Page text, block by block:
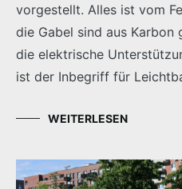
vorgestellt. Alles ist vom
die Gabel sind aus
die elektrische
ist der Inbegriff für
WEITERLESEN